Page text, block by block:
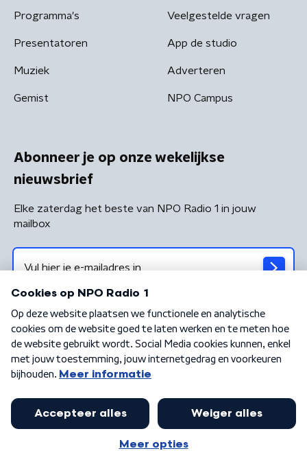
Programma's
Presentatoren
Muziek
Gemist
Veelgestelde vragen
App de studio
Adverteren
NPO Campus
Abonneer je op onze wekelijkse
nieuwsbrief
Elke zaterdag het beste van NPO Radio 1 in jouw
mailbox
Algemene voorwaarden